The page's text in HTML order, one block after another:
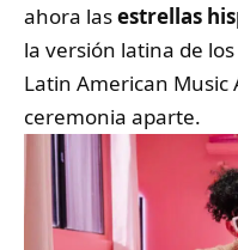
ahora lasestrellas
la versión latina de
Latin American
ceremonia aparte.